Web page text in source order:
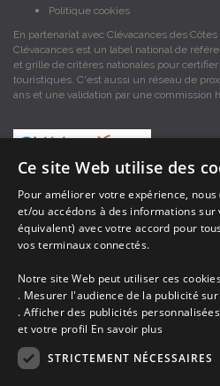
Politique cookies
En partenariat avec Clévacances des
Clévacances est un label national de
et grille de critères nationales pour
touristiques. C'est aussi un réseau de
ans et une validation par une commission
Les descriptions et photos contenues
la responsabilité des propriétaires, ces
contractuelles. Les données sont
Armor-vacances n'est pas un organisme
sur les locations, c'est simplement un
vacances en Bretagne, un service de
PARTICULIER A PARTICULIER.
Avant de prendre possession du logement
Ce site Web utilise des
Pour améliorer votre expérience,
et/ou accédons à des informations
équivalent) avec votre accord pour
vos terminaux connectés.
Notre site Web peut utiliser ces
. Mesurer l'audience de la publicité
. Afficher des publicités
et votre profil En savoir plus
STRICTEMENT NÉCESSAIRES